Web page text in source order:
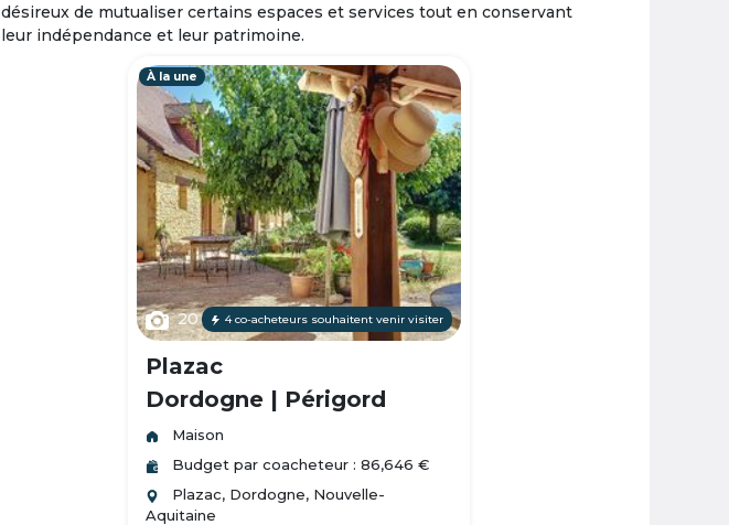
désireux de mutualiser certains espaces et services tout en conservant
leur indépendance et leur patrimoine.
À la une
20 4 co-acheteurs souhaitent venir visiter
Plazac
Dordogne | Périgord
Maison
Budget par coacheteur : 86,646 €
Plazac, Dordogne, Nouvelle-
Aquitaine